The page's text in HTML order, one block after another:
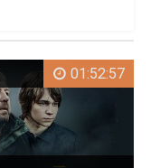
01:52:57